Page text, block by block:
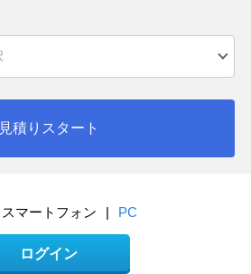
見積りスタート
スマートフォン | PC
ログイン